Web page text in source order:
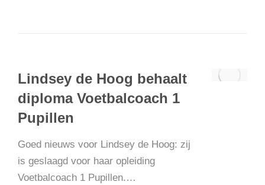
Lindsey de Hoog behaalt
diploma Voetbalcoach 1
Pupillen
Goed nieuws voor Lindsey de Hoog: zij
is geslaagd voor haar opleiding
Voetbalcoach 1 Pupillen.…